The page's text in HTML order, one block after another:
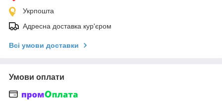
Укрпошта
Адресна доставка кур'єром
Всі умови доставки
Умови оплати